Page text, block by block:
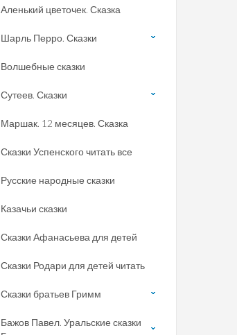
Аленький цветочек. Сказка
Шарль Перро. Сказки
Волшебные сказки
Сутеев. Сказки
Маршак. 12 месяцев. Сказка
Сказки Успенского читать все
Русские народные сказки
Казачьи сказки
Сказки Афанасьева для детей
Сказки Родари для детей читать
Сказки братьев Гримм
Бажов Павел. Уральские сказки